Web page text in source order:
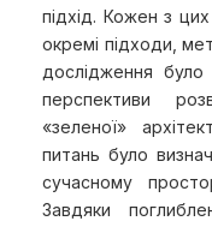
підхід. Кожен з
окремі підходи,
дослідження
перспективи
«зеленої»
питань було
сучасному
Завдяки